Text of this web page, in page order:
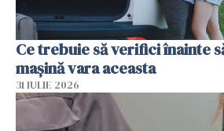
Ce trebuie să verifici înainte
mașină vara aceasta
31 IULIE 2026